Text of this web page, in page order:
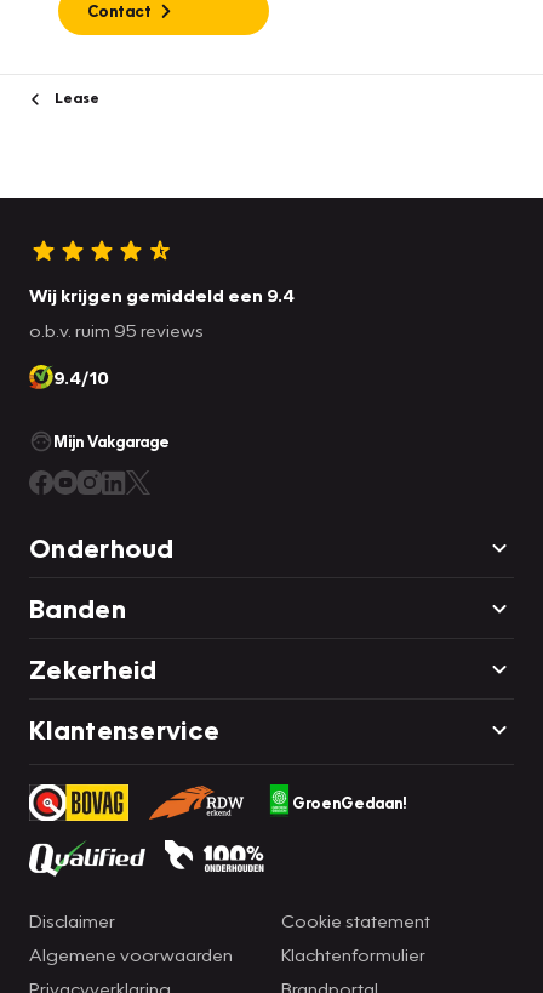
Contact
Lease
Wij krijgen gemiddeld een 9.4
o.b.v. ruim 95 reviews
9.4/10
Mijn Vakgarage
Onderhoud
Banden
Zekerheid
Klantenservice
GroenGedaan!
Disclaimer
Algemene voorwaarden
Privacyverklaring
Cookie statement
Klachtenformulier
Brandportal